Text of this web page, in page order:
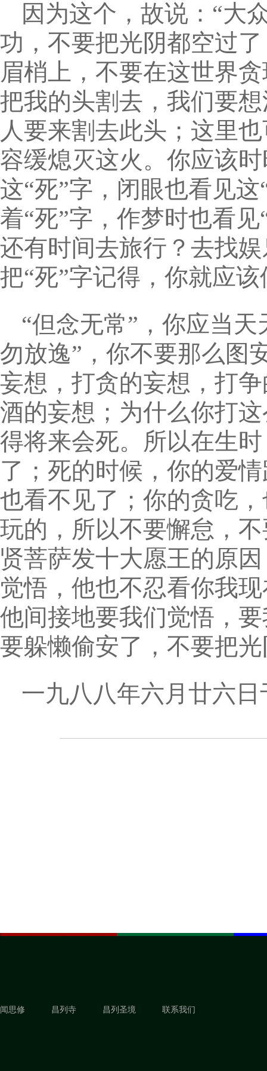
因为这个，故说：“大
功，不要把光阴都空过
眉梢上，不要在这世界
把我的头割去，我们要
人要来割去此头；这里
容缓熄灭这火。你应该
这“死”字，闭眼也看见
着“死”字，作梦时也看
还有时间去旅行？去找
把“死”字记得，你就应
“但念无常”，你应当
勿放逸”，你不要那么图
妄想，打贪的妄想，打
酒的妄想；为什么你打
得将来会死。所以在生
了；死的时候，你的爱
也看不见了；你的贪吃
玩的，所以不要懈怠，
贤菩萨发十大愿王的原
觉悟，他也不忍看你我
他间接地要我们觉悟，
要躲懒偷安了，不要把
一九八八年六月廿六
闻思修 昌列寺 昌列圣境 联系我们